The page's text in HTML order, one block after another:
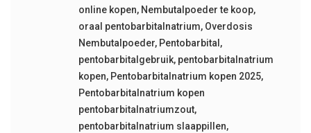
online kopen, Nembutalpoeder te koop,
oraal pentobarbitalnatrium, Overdosis
Nembutalpoeder, Pentobarbital ,
pentobarbitalgebruik, pentobarbitalnatrium
kopen, Pentobarbitalnatrium kopen 2025,
Pentobarbitalnatrium kopen
pentobarbitalnatriumzout,
pentobarbitalnatrium slaappillen,